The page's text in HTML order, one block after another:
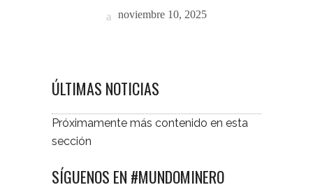
noviembre 10, 2025
ÚLTIMAS NOTICIAS
Próximamente más contenido en esta
sección
SÍGUENOS EN #MUNDOMINERO